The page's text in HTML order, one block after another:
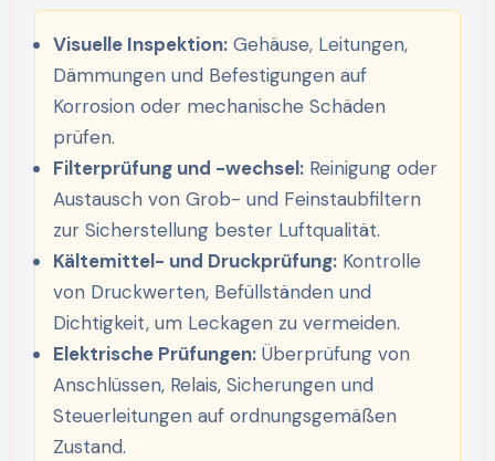
Visuelle Inspektion:Gehäuse, Leitungen,
Dämmungen und Befestigungen auf
Korrosion oder mechanische Schäden
prüfen.
Filterprüfung und -wechsel:Reinigung oder
Austausch von Grob- und Feinstaubfiltern
zur Sicherstellung bester Luftqualität.
Kältemittel- und Druckprüfung:Kontrolle
von Druckwerten, Befüllständen und
Dichtigkeit, um Leckagen zu vermeiden.
Elektrische Prüfungen:Überprüfung von
Anschlüssen, Relais, Sicherungen und
Steuerleitungen auf ordnungsgemäßen
Zustand.